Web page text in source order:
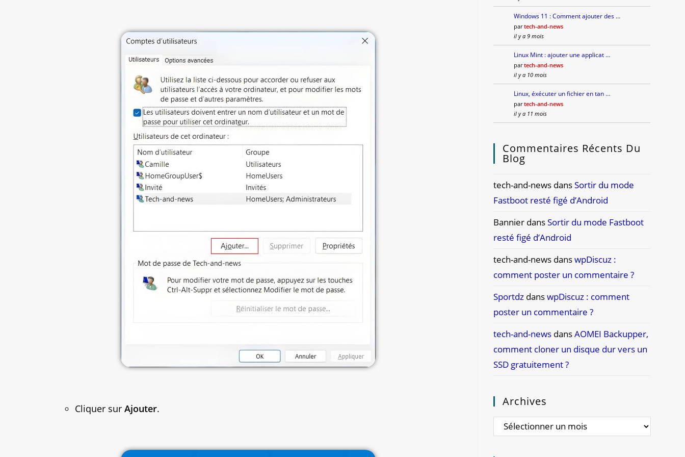
Cliquer surAjouter.
Windows 11 : Comment ajouter des …
partech-and-news
il y a 9 mois
Linux Mint : ajouter une applicat …
partech-and-news
il y a 10 mois
Linux, éxécuter un fichier en tan …
partech-and-news
il y a 11 mois
Commentaires Récents Du
Blog
tech-and-news dansSortir du mode
Fastboot resté figé d’Android
Bannier dansSortir du mode Fastboot
resté figé d’Android
tech-and-news danswpDiscuz :
comment poster un commentaire ?
Sportdz danswpDiscuz : comment
poster un commentaire ?
tech-and-news dansAOMEI Backupper,
comment cloner un disque dur vers un
SSD gratuitement ?
Archives